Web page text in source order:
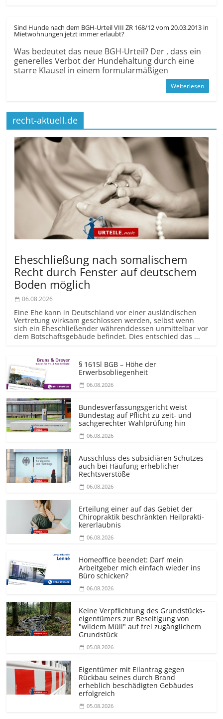
Sind Hunde nach dem BGH-Urteil VIII ZR 168/12 vom 20.03.2013 in
Mietwohnungen jetzt immer erlaubt?
Was bedeutet das neue BGH-Urteil? Der , dass ein
generelles Verbot der Hundehaltung durch eine
starre Klausel in einem formularmäßigen
Weiterlesen
recht-aktuell.de
Eheschließung nach somalischem
Recht durch Fenster auf deutschem
Boden möglich
06.08.2026
Eine Ehe kann in Deutschland vor einer ausländischen
Vertretung wirksam geschlossen werden, selbst wenn
sich ein Eheschließender währenddessen unmittelbar vor
dem Botschaftsgebäude befindet. Dies entschied das ...
§ 1615l BGB – Höhe der
Erwerbsobliegenheit
06.08.2026
Bundesver­fassungsgericht weist
Bundestag auf Pflicht zu zeit- und
sachgerechter Wahlprüfung hin
06.08.2026
Ausschluss des subsidiären Schutzes
auch bei Häufung erheblicher
Rechtsverstöße
06.08.2026
Erteilung einer auf das Gebiet der
Chiropraktik beschränkten Heilprakti­
kererlaubnis
06.08.2026
Homeoffice beendet: Darf mein
Arbeitgeber mich einfach wieder ins
Büro schicken?
06.08.2026
Keine Verpflichtung des Grundstücks­
eigentümers zur Beseitigung von
"wildem Müll" auf frei zugänglichem
Grundstück
05.08.2026
Eigentümer mit Eilantrag gegen
Rückbau seines durch Brand
erheblich beschädigten Gebäudes
erfolgreich
05.08.2026